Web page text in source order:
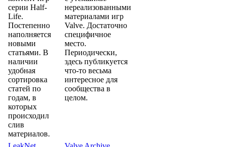
серии Half-
Life.
Постепенно
наполняется
новыми
статьями. В
наличии
удобная
сортировка
статей по
годам, в
которых
происходил
слив
материалов.
нереализованными
материалами игр
Valve. Достаточно
специфичное
место.
Периодически,
здесь публикуется
что-то весьма
интересное для
сообщества в
целом.